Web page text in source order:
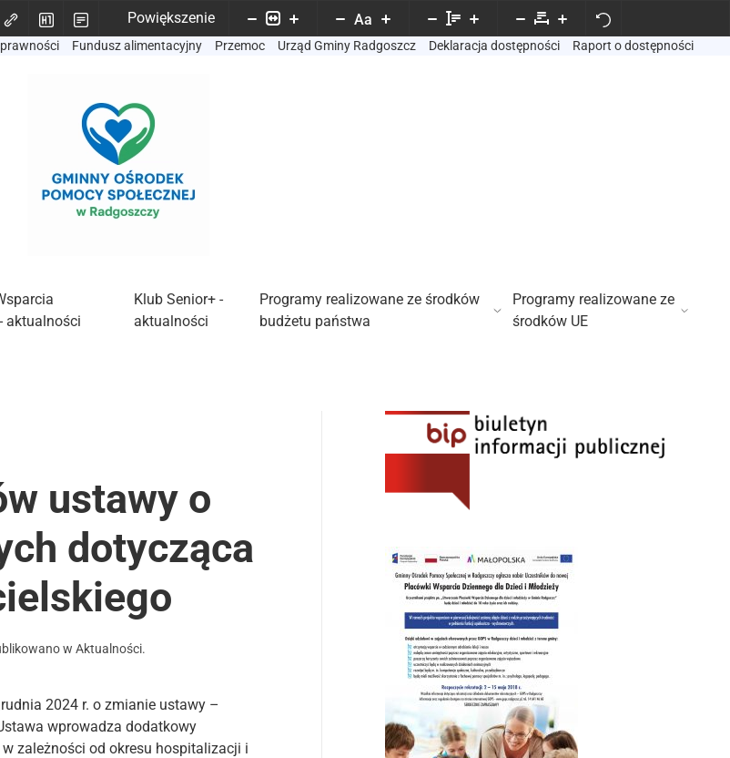
Powiększenie
Aa
Fundusz alimentacyjny Przemoc Urząd Gminy Radgoszcz Deklaracja dostępności Raport o dostępności
aktualności
Klub Senior+ -
aktualności
Programy realizowane ze środków
budżetu państwa
Programy realizowane ze
środków UE
ustawy o
dotycząca
wAktualności.
2024 r. o zmianie ustawy –
wprowadza dodatkowy
zależności od okresu hospitalizacji i